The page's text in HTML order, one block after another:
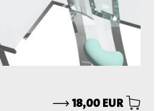
⟶18,00 EUR